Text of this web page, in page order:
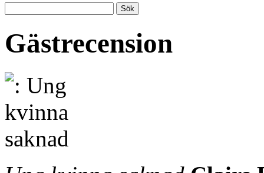
Gästrecension